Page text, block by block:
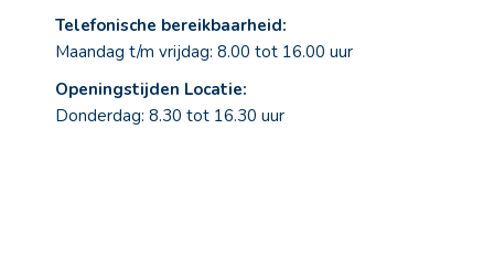
Telefonische bereikbaarheid:
Maandag t/m vrijdag: 8.00 tot 16.00 uur
Openingstijden Locatie:
Donderdag: 8.30 tot 16.30 uur